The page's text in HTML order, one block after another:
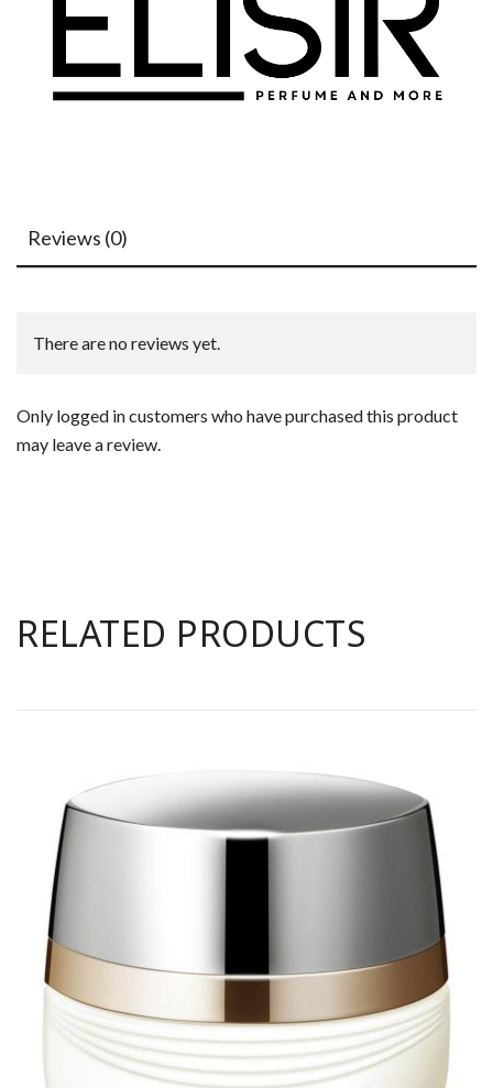
Reviews (0)
There are no reviews yet.
Only logged in customers who have purchased this product
may leave a review.
RELATED PRODUCTS